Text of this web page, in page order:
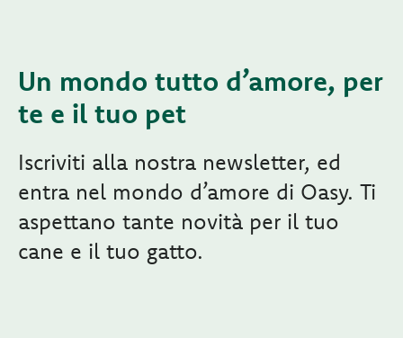
Un mondo tutto d’amore, per
te e il tuo pet
Iscriviti alla nostra newsletter, ed
entra nel mondo d’amore di Oasy. Ti
aspettano tante novità per il tuo
cane e il tuo gatto.